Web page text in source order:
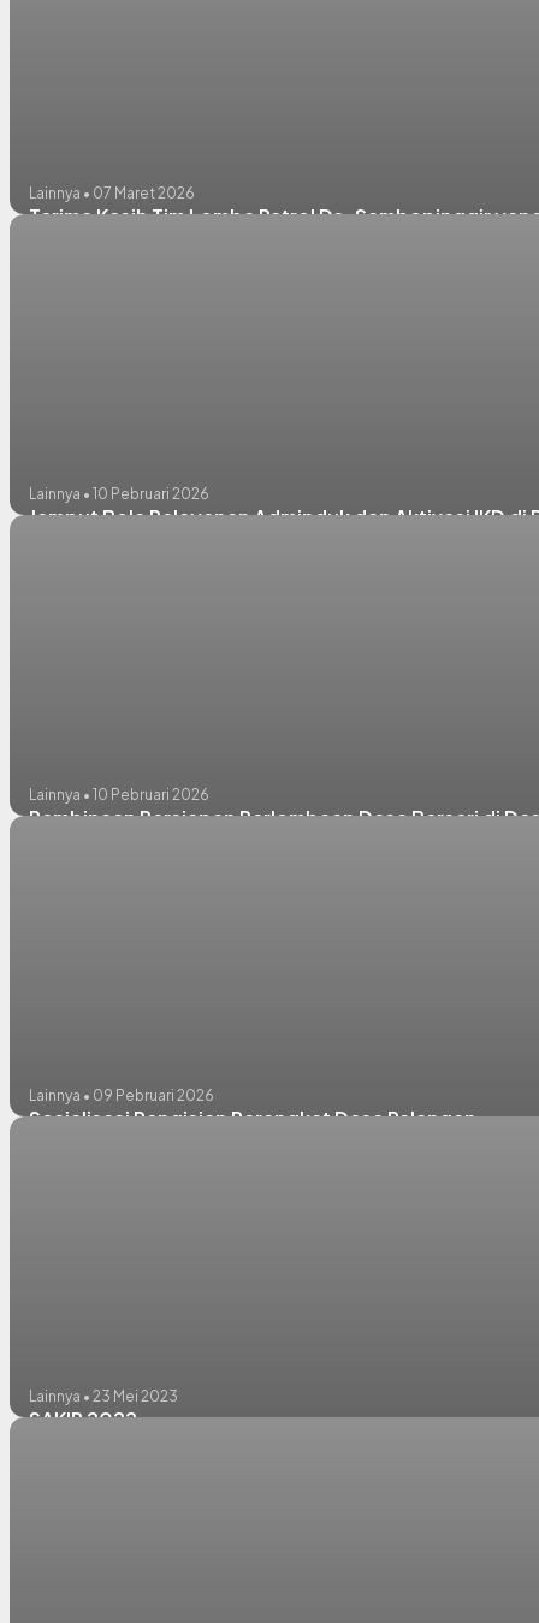
Lainnya • 07 Maret 2026
Terima Kasih Tim Lomba Patrol Ds. Sambopinggir
Lainnya • 10 Pebruari 2026
Jemput Bola Pelayanan Adminduk dan Aktivasi IKD di
Lainnya • 10 Pebruari 2026
Pembinaan Persiapan Perlombaan Desa Berseri di
Lainnya • 09 Pebruari 2026
Sosialisasi Pengisian Perangkat Desa Palangan
Lainnya • 23 Mei 2023
SAKIP 2022